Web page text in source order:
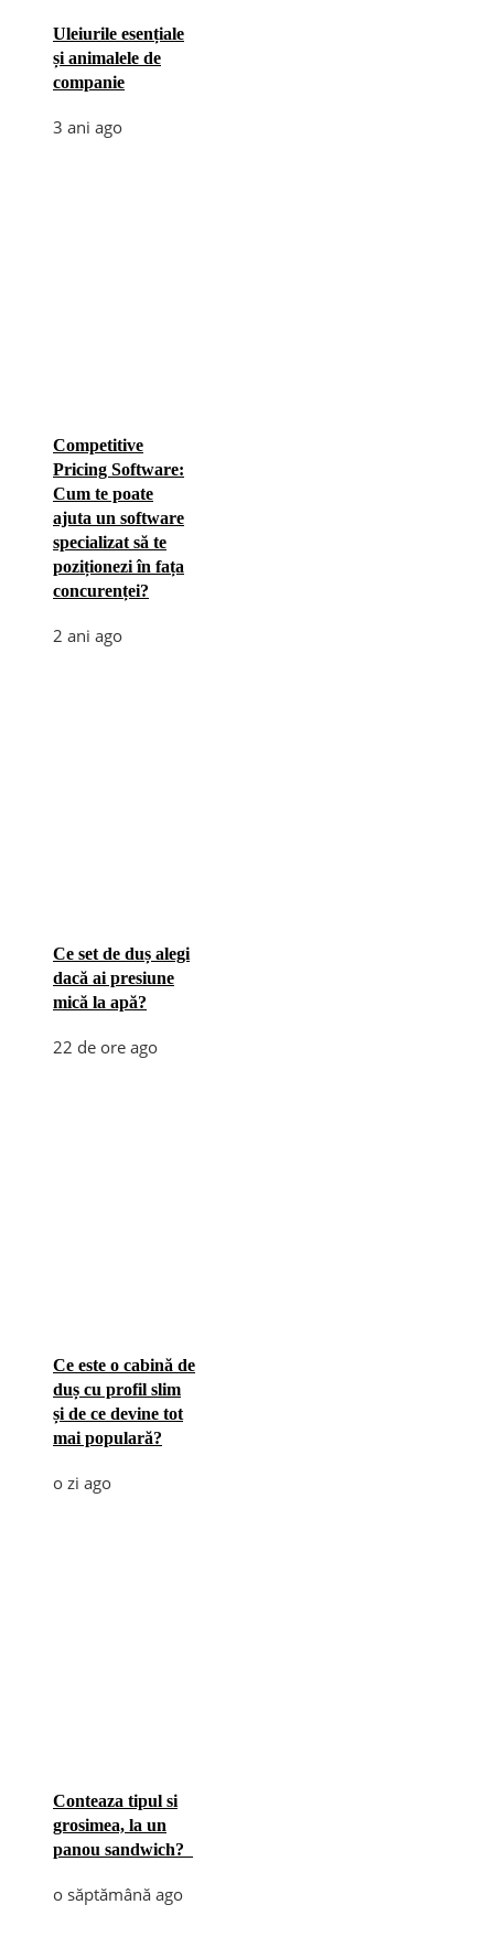
Uleiurile esențiale
și animalele de
companie
3 ani ago
Competitive
Pricing Software:
Cum te poate
ajuta un software
specializat să te
poziționezi în fața
concurenței?
2 ani ago
Ce set de duș alegi
dacă ai presiune
mică la apă?
22 de ore ago
Ce este o cabină de
duș cu profil slim
și de ce devine tot
mai populară?
o zi ago
Conteaza tipul si
grosimea, la un
panou sandwich?
o săptămână ago